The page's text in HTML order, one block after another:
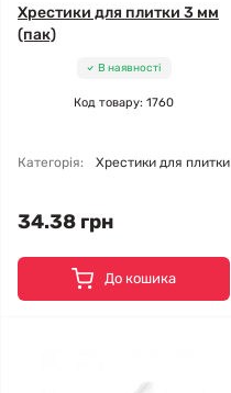
Хрестики для плитки 3 мм
(пак)
В наявності
Код товару: 1760
Категорія: Хрестики для плитки
34.38 грн
До кошика